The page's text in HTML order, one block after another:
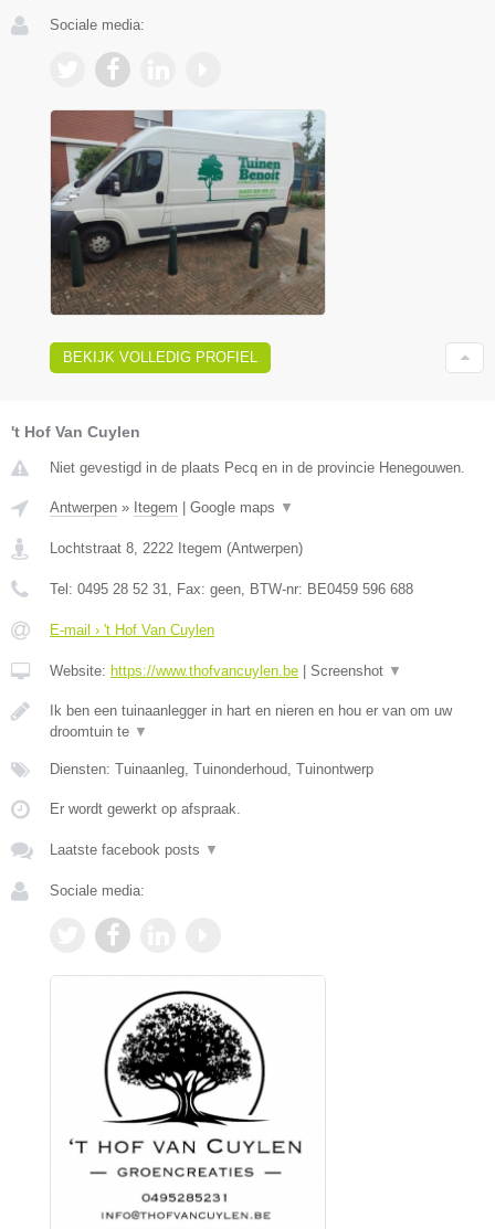
Sociale media:
BEKIJK VOLLEDIG PROFIEL
't Hof Van Cuylen
Niet gevestigd in de plaats Pecq en in de provincie Henegouwen.
Antwerpen » Itegem Google maps ▼
Lochtstraat 8, 2222 Itegem (Antwerpen)
Tel: 0495 28 52 31, Fax: geen, BTW-nr: BE0459 596 688
E-mail › 't Hof Van Cuylen
Website: https://www.thofvancuylen.be Screenshot ▼
Ik ben een tuinaanlegger in hart en nieren en hou er van om uw
droomtuin te ▼
Diensten: Tuinaanleg, Tuinonderhoud, Tuinontwerp
Er wordt gewerkt op afspraak.
Laatste facebook posts ▼
Sociale media: